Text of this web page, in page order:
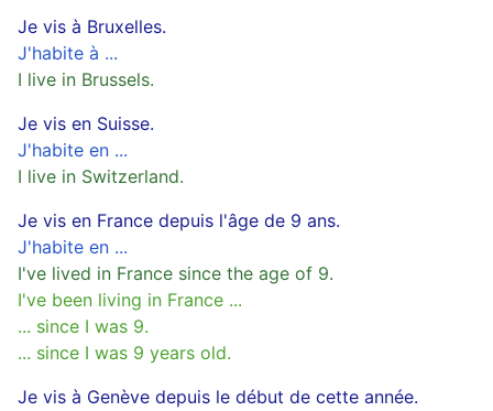
Je vis à Bruxelles.
J'habite à ...
I live in Brussels.
Je vis en Suisse.
J'habite en ...
I live in Switzerland.
Je vis en France depuis l'âge de 9 ans.
J'habite en ...
I've lived in France since the age of 9.
I've been living in France ...
... since I was 9.
... since I was 9 years old.
Je vis à Genève depuis le début de cette année.